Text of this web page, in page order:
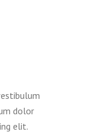
dolor
elit.